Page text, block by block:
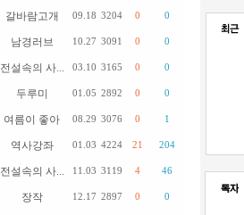
갈바람고개 09.18 3204 0 0
남경러브 10.27 3091 0 0
전설속의 사... 03.10 3165 0 0
두루미 01.05 2892 0 0
여름이 좋아 08.29 3076 0 1
역사강좌 01.03 4224 21 204
전설속의 사... 11.03 3119 4 46
장작 12.17 2897 0 0